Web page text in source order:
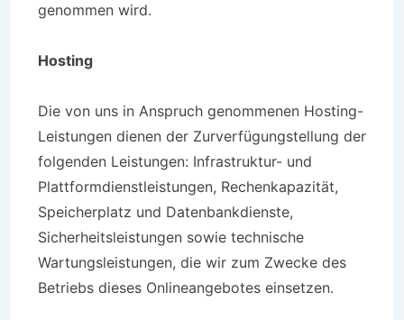
genommen wird.
Hosting
Die von uns in Anspruch genommenen Hosting-
Leistungen dienen der Zurverfügungstellung der
folgenden Leistungen: Infrastruktur- und
Plattformdienstleistungen, Rechenkapazität,
Speicherplatz und Datenbankdienste,
Sicherheitsleistungen sowie technische
Wartungsleistungen, die wir zum Zwecke des
Betriebs dieses Onlineangebotes einsetzen.